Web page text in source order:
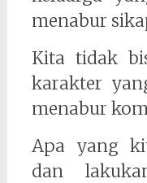
menabur
Kita tidak
karakter
menabur
Apa yang
dan